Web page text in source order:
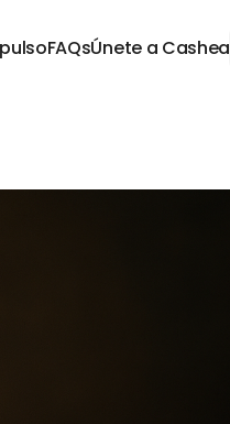
FAQsÚnete a Cashea